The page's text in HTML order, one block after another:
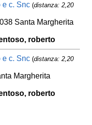
e c. Snc (distanza: 2,20
Santa Margherita
roberto
e c. Snc (distanza: 2,20
Margherita
roberto